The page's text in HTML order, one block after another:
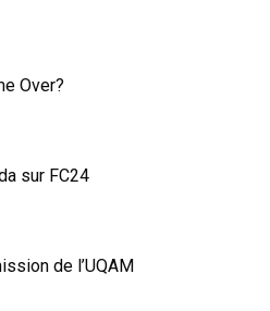
Over?
sur FC24
de l’UQAM